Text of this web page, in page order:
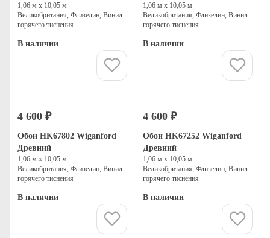
1,06 м х 10,05 м
Великобритания, Флизелин, Винил
горячего тиснения
В наличии
1,06 м х 10,05 м
Великобритания, Флизелин, Винил
горячего тиснения
В наличии
4 600 ₽
Обои HK67802 Wiganford
Древний
1,06 м х 10,05 м
Великобритания, Флизелин, Винил
горячего тиснения
В наличии
4 600 ₽
Обои HK67252 Wiganford
Древний
1,06 м х 10,05 м
Великобритания, Флизелин, Винил
горячего тиснения
В наличии